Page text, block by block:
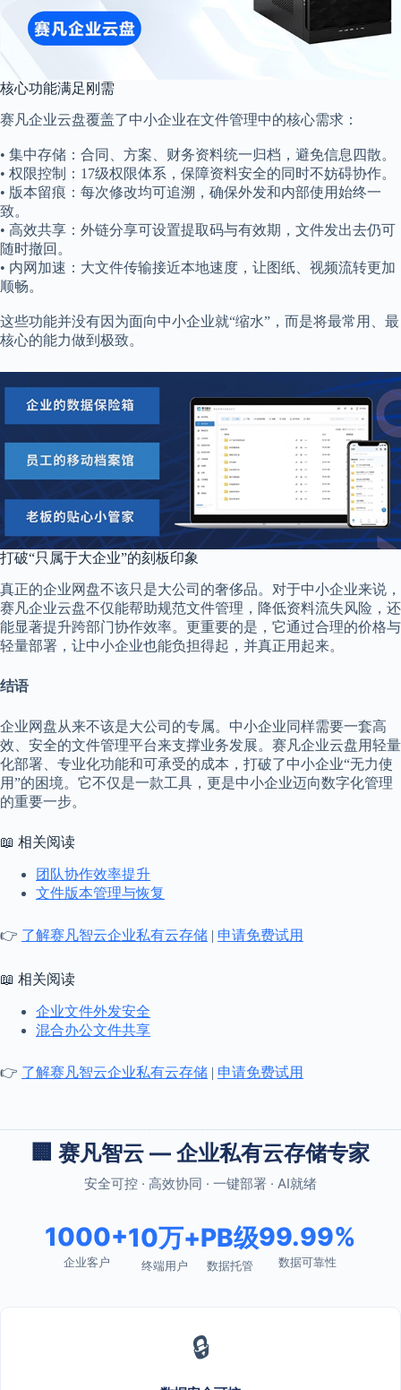
核心功能满足刚需
赛凡企业云盘覆盖了中小企业在文件管理中的核心需求：
• 集中存储：合同、方案、财务资料统一归档，避免信息四散。
• 权限控制：17级权限体系，保障资料安全的同时不妨碍协作。
• 版本留痕：每次修改均可追溯，确保外发和内部使用始终一
致。
• 高效共享：外链分享可设置提取码与有效期，文件发出去仍可
随时撤回。
• 内网加速：大文件传输接近本地速度，让图纸、视频流转更加
顺畅。
这些功能并没有因为面向中小企业就“缩水”，而是将最常用、最
核心的能力做到极致。
打破“只属于大企业”的刻板印象
真正的企业网盘不该只是大公司的奢侈品。对于中小企业来说，
赛凡企业云盘不仅能帮助规范文件管理，降低资料流失风险，还
能显著提升跨部门协作效率。更重要的是，它通过合理的价格与
轻量部署，让中小企业也能负担得起，并真正用起来。
结语
企业网盘从来不该是大公司的专属。中小企业同样需要一套高
效、安全的文件管理平台来支撑业务发展。赛凡企业云盘用轻量
化部署、专业化功能和可承受的成本，打破了中小企业“无力使
用”的困境。它不仅是一款工具，更是中小企业迈向数字化管理
的重要一步。
📖 相关阅读
团队协作效率提升
文件版本管理与恢复
👉 了解赛凡智云企业私有云存储 | 申请免费试用
📖 相关阅读
企业文件外发安全
混合办公文件共享
👉 了解赛凡智云企业私有云存储 | 申请免费试用
🏢 赛凡智云 — 企业私有云存储专家
安全可控 · 高效协同 · 一键部署 · AI就绪
1000+
企业客户
10万+
终端用户
PB级
数据托管
99.99%
数据可靠性
🔒